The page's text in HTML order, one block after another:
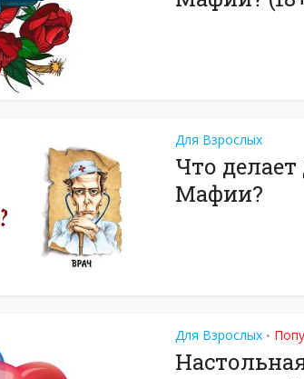
Для Взрослых
Что
Мафии?
Для Взрослых •